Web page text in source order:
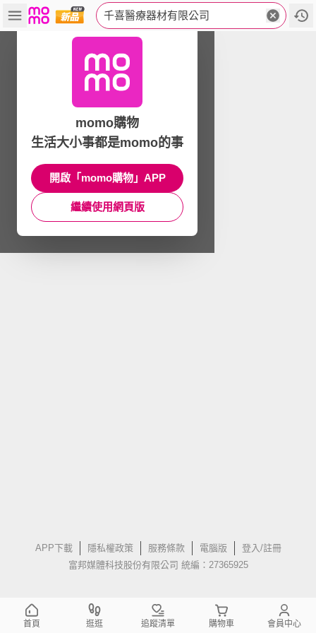
千喜醫療器材有限公司
APP下載 隱私權政策 服務條款 電腦版
登入/註冊
富邦媒體科技股份有限公司 統編：27365925
momo購物
生活大小事都是momo的事
開啟「momo購物」APP
繼續使用網頁版
首頁 逛逛 追蹤清單 購物車 會員中心